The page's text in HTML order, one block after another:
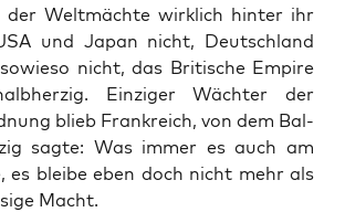
der Welt­mäch­te wirk­lich hin­ter ihr
und Japan nicht, Deutsch­land
nicht, das Bri­ti­sche Empire
Ein­zi­ger Wäch­ter der
blieb Frank­reich, von dem Bal­
sag­te: Was immer es auch am
es blei­be eben doch nicht mehr als
Macht.